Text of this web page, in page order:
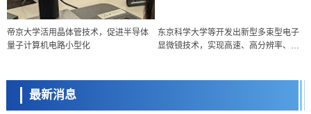
帝京大学活用晶体管技术，促进半导体
量子计算机电路小型化
东京科学大学等开发出新型多束型电子
显微镜技术，实现高速、高分辨率、低
最新消息
政策
日本科研费增设国际共同研究强化新类别，促进青年研究人员赴海外开
展研究
科学研究
开发出300亿年仅误差1秒的光晶格钟，构建网络将其打造为下一代社会